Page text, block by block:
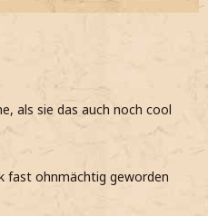
als sie das auch noch cool
fast ohnmächtig geworden